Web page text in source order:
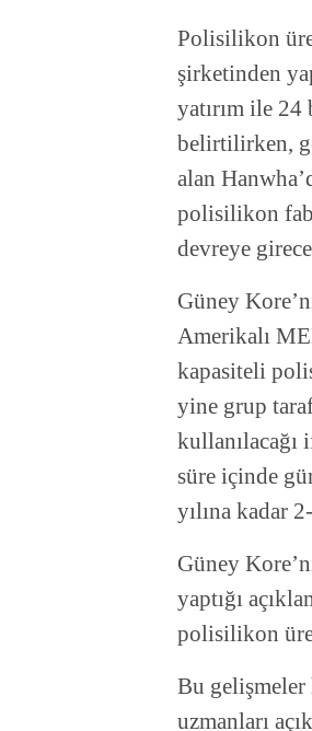
Polisilikon
şirketinden
yatırım ile
belirtilirken,
alan
polisilikon
devreye
Güney
Amerikalı
kapasiteli
yine grup
kullanılacağı
süre içinde
yılına kadar
Güney
yaptığı
polisilikon
Bu gelişmeler
uzmanları